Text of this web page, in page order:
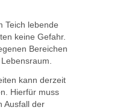
Teich lebende
keine Gefahr.
Bereichen
kann derzeit
Hierfür muss
Ausfall der